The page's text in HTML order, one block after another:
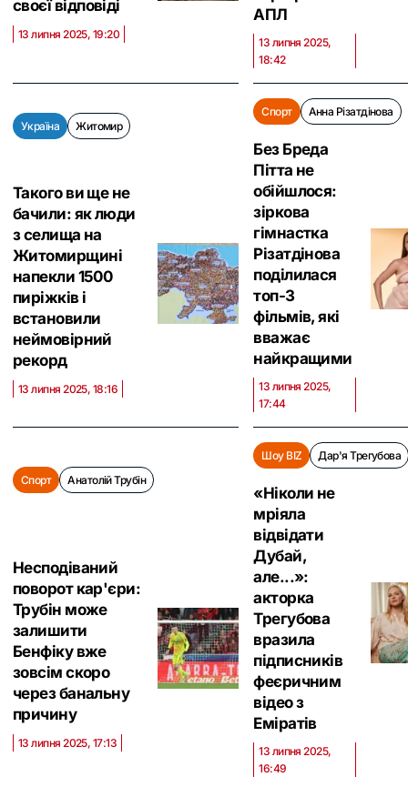
своєї відповіді
13 липня 2025, 19:20
АПЛ
13 липня 2025,
18:42
Україна Житомир
Такого ви ще не
бачили: як люди
з селища на
Житомирщині
напекли 1500
пиріжків і
встановили
неймовірний
рекорд
13 липня 2025, 18:16
Спорт Анна Різатдінова
Без Бреда
Пітта не
обійшлося:
зіркова
гімнастка
Різатдінова
поділилася
топ-3
фільмів, які
вважає
найкращими
13 липня 2025,
17:44
Спорт Анатолій Трубін
Несподіваний
поворот кар'єри:
Трубін може
залишити
Бенфіку вже
зовсім скоро
через банальну
причину
13 липня 2025, 17:13
Шоу BIZ Дар'я Трегубова
«Ніколи не
мріяла
відвідати
Дубай,
але...»:
акторка
Трегубова
вразила
підписників
феєричним
відео з
Еміратів
13 липня 2025,
16:49